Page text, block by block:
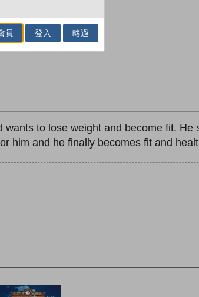
to lose weight and become fit. He
him and he finally becomes fit and
員 登入 略過